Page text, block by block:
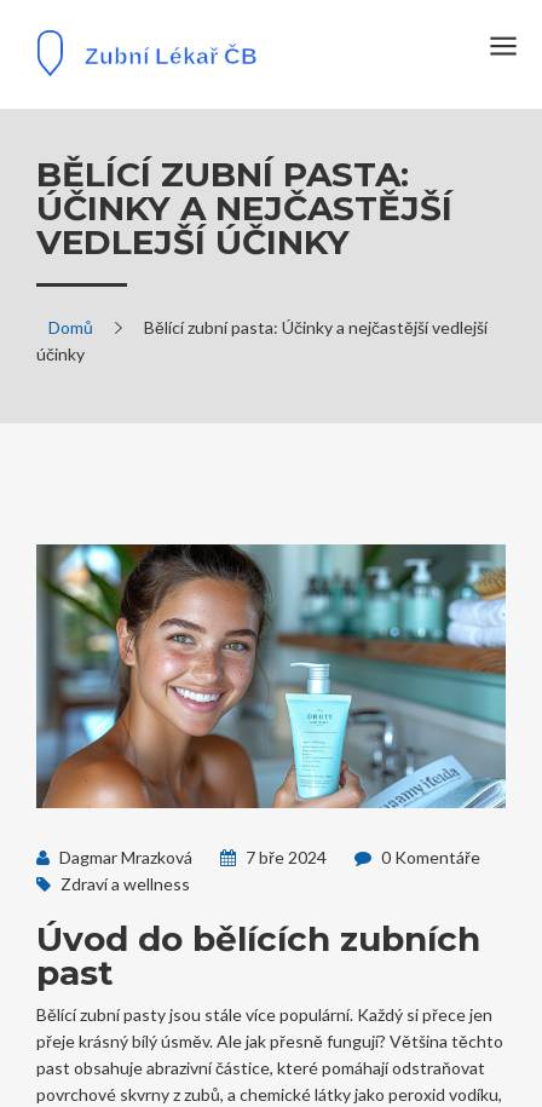
BĚLÍCÍ ZUBNÍ PASTA:
ÚČINKY A NEJČASTĚJŠÍ
VEDLEJŠÍ ÚČINKY
Domů
Bělící zubní pasta: Účinky a nejčastější vedlejší
účinky
Dagmar Mrazková 7 bře 2024
0 Komentáře
Zdraví a wellness
Úvod do bělících zubních
past
Bělící zubní pasty jsou stále více populární. Každý si přece jen
přeje krásný bílý úsměv. Ale jak přesně fungují? Většina těchto
past obsahuje abrazivní částice, které pomáhají odstraňovat
povrchové skvrny z zubů, a chemické látky jako peroxid vodíku,